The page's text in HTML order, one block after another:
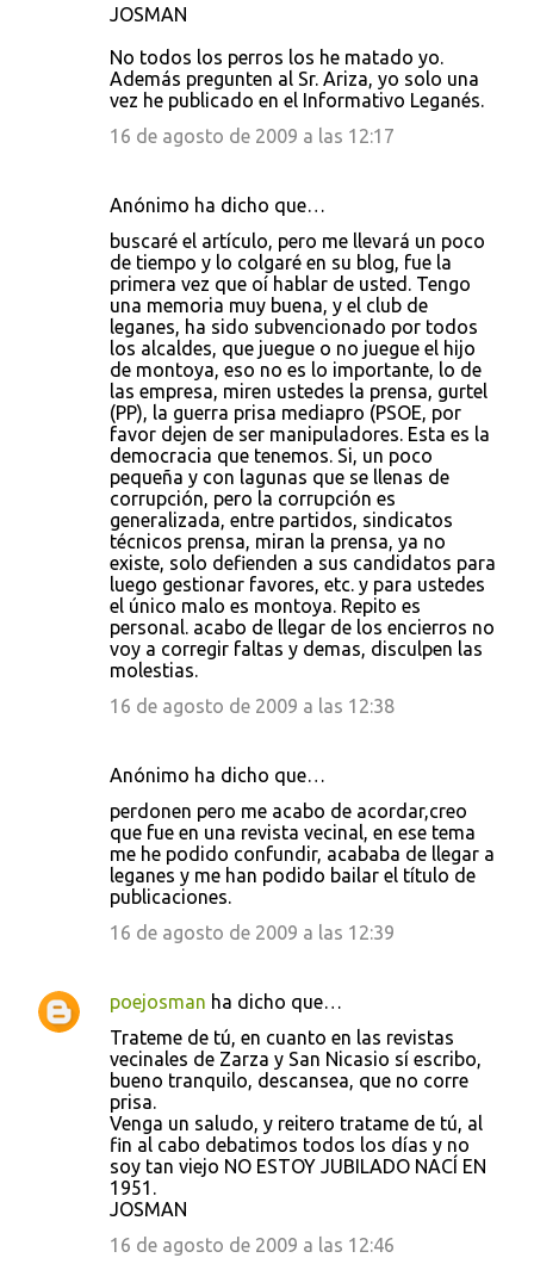
JOSMAN
No todos los perros los he matado yo.
Además pregunten al Sr. Ariza, yo solo una
vez he publicado en el Informativo Leganés.
16 de agosto de 2009 a las 12:17
Anónimo ha dicho que…
buscaré el artículo, pero me llevará un poco
de tiempo y lo colgaré en su blog, fue la
primera vez que oí hablar de usted. Tengo
una memoria muy buena, y el club de
leganes, ha sido subvencionado por todos
los alcaldes, que juegue o no juegue el hijo
de montoya, eso no es lo importante, lo de
las empresa, miren ustedes la prensa, gurtel
(PP), la guerra prisa mediapro (PSOE, por
favor dejen de ser manipuladores. Esta es la
democracia que tenemos. Si, un poco
pequeña y con lagunas que se llenas de
corrupción, pero la corrupción es
generalizada, entre partidos, sindicatos
técnicos prensa, miran la prensa, ya no
existe, solo defienden a sus candidatos para
luego gestionar favores, etc. y para ustedes
el único malo es montoya. Repito es
personal. acabo de llegar de los encierros no
voy a corregir faltas y demas, disculpen las
molestias.
16 de agosto de 2009 a las 12:38
Anónimo ha dicho que…
perdonen pero me acabo de acordar,creo
que fue en una revista vecinal, en ese tema
me he podido confundir, acababa de llegar a
leganes y me han podido bailar el título de
publicaciones.
16 de agosto de 2009 a las 12:39
poejosman ha dicho que…
Trateme de tú, en cuanto en las revistas
vecinales de Zarza y San Nicasio sí escribo,
bueno tranquilo, descansea, que no corre
prisa.
Venga un saludo, y reitero tratame de tú, al
fin al cabo debatimos todos los días y no
soy tan viejo NO ESTOY JUBILADO NACÍ EN
1951.
JOSMAN
16 de agosto de 2009 a las 12:46